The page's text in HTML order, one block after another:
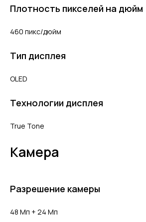
Плотность пикселей на дюйм
460 пикс/дюйм
Тип дисплея
OLED
Технологии дисплея
True Tone
Камера
Разрешение камеры
48 Мп + 24 Мп